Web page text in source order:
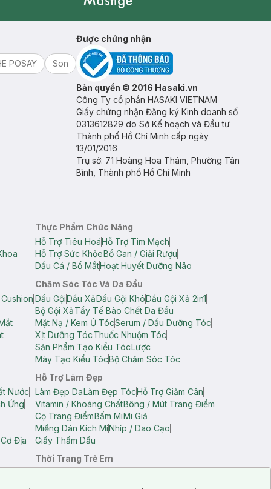
POSAY Son
Được chứng nhận
Bản quyền © 2016 Hasaki.vn
Công Ty cổ phần HASAKI VIETNAM
Giấy chứng nhận Đăng ký Kinh doanh số
0313612829 do Sở Kế hoạch và Đầu tư
Thành phố Hồ Chí Minh cấp ngày
13/01/2016
Trụ sở: 71 Hoàng Hoa Thám, Phường Tân
Bình, Thành phố Hồ Chí Minh
Thực Phẩm Chức Năng
Hỗ Trợ Tiêu HoáHỗ Trợ Tim Mạch
Hỗ Trợ Sức KhỏeBổ Gan / Giải Rượu
Dầu Cá / Bổ MắtHoạt Huyết Dưỡng Não
Chăm Sóc Tóc Và Da Đầu
Dầu GộiDầu XảDầu Gội KhôDầu Gội Xả 2in1
Bộ Gội XảTẩy Tế Bào Chết Da Đầu
Mặt Nạ / Kem Ủ TócSerum / Dầu Dưỡng Tóc
Xịt Dưỡng TócThuốc Nhuộm Tóc
Sản Phẩm Tạo Kiểu TócLược
Máy Tạo Kiểu TócBộ Chăm Sóc Tóc
Nước
Ứng
Địa
Hỗ Trợ Làm Đẹp
Làm Đẹp DaLàm Đẹp TócHỗ Trợ Giảm Cân
Vitamin / Khoáng ChấtBông / Mút Trang Điểm
Cọ Trang ĐiểmBấm MiMi Giả
Miếng Dán Kích MíNhíp / Dao Cạo
Giấy Thấm Dầu
Thời Trang Trẻ Em